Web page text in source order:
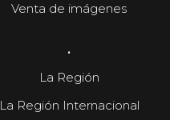
Venta de imágenes
.
La Región
La Región Internacional